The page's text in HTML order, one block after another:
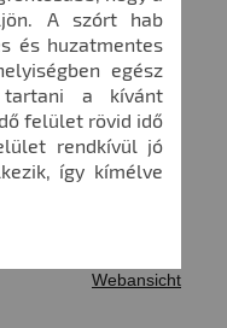
A szórt hab
és huzatmentes
egész
tartani a kívánt
felület rövid idő
rendkívül jó
így kímélve
Webansicht